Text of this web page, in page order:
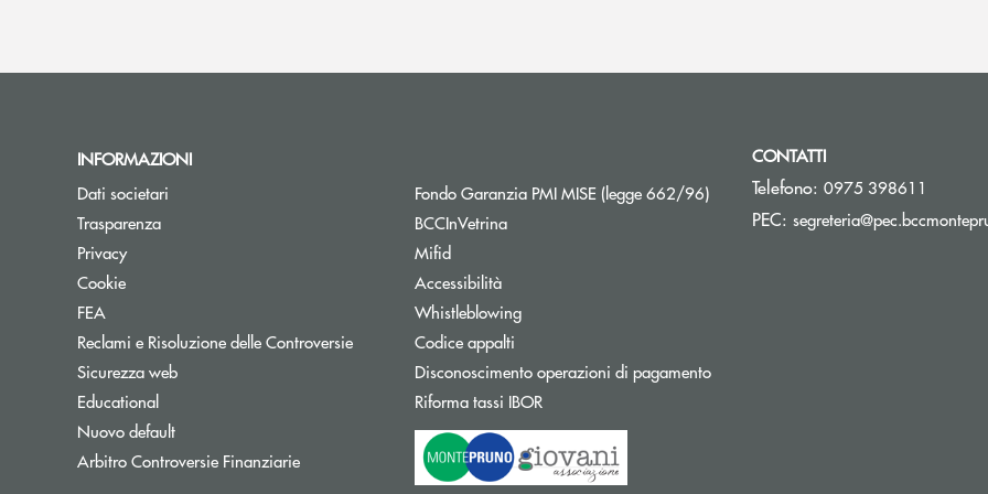
INFORMAZIONI
Dati societari
Trasparenza
Privacy
Cookie
FEA
Reclami e Risoluzione delle Controversie
Sicurezza web
Educational
Nuovo default
Arbitro Controversie FinanziarieApre una nuova finestra
Fondo Garanzia PMI MISE (legge 662/96)Apre una nuova finestra
BCCInVetrina
Mifid
Accessibilità
Whistleblowing
Codice appalti
Disconoscimento operazioni di pagamento
Riforma tassi IBORApre una nuova finestra
CONTATTI
Telefono: 0975 398611
PEC: